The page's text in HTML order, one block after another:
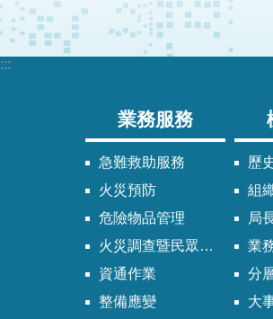
:::
業務服務
急難救助服務
火災預防
危險物品管理
火災調查暨民眾申請服務
資通作業
整備應變
歷
組
局
業
分
大